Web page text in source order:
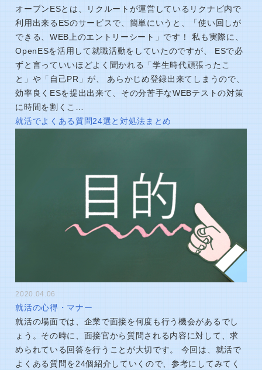
オープンESとは、リクルートが運営しているリクナビ内で
利用出来るESのサービスで、簡単にいうと、「使い回しが
できる、WEB上のエントリーシート」です！ 私も実際に、
OpenESを活用して就職活動をしていたのですが、 ESで必
ずと言っていいほどよく聞かれる「学生時代頑張ったこ
と」や「自己PR」が、 あらかじめ登録出来てしまうので、
効率良くESを提出出来て、その分苦手なWEBテストの対策
に時間を割くこ…
就活でよくある質問24選と対処法まとめ
2020.04.06
就活の心得・マナー
就活の場面では、企業で面接を何度も行う機会があるでし
ょう。その時に、面接官から質問される内容に対して、求
められている回答を行うことが大切です。 今回は、就活で
よくある質問を24個紹介していくので、参考にしてみてく